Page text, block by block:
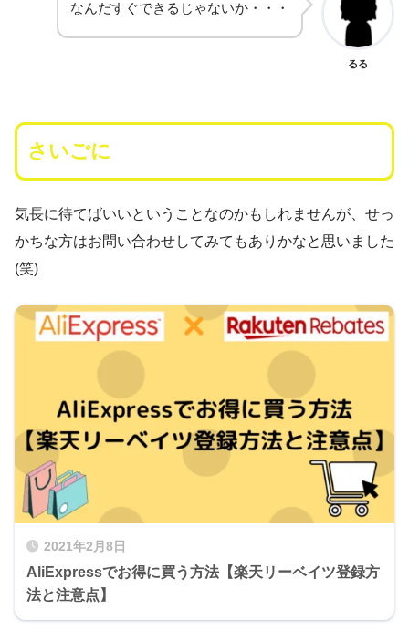
なんだすぐできるじゃないか・・・
るる
さいごに
気長に待てばいいということなのかもしれませんが、せっ
かちな方はお問い合わせしてみてもありかなと思いました
(笑)
2021年2月8日
AliExpressでお得に買う方法【楽天リーベイツ登録方
法と注意点】